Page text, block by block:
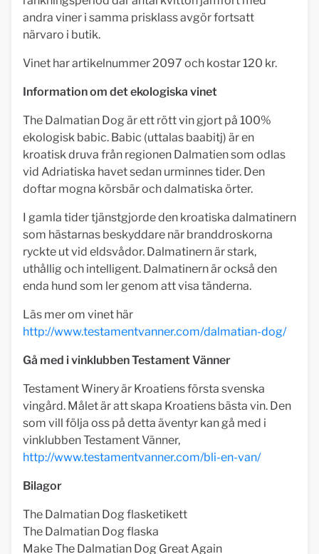
andra viner i samma prisklass avgör fortsatt
närvaro i butik.
Vinet har artikelnummer 2097 och kostar 120 kr.
Information om det ekologiska vinet
The Dalmatian Dog är ett rött vin gjort på 100%
ekologisk babic. Babic (uttalas baabitj) är en
kroatisk druva från regionen Dalmatien som odlas
vid Adriatiska havet sedan urminnes tider. Den
doftar mogna körsbär och dalmatiska örter.
I gamla tider tjänstgjorde den kroatiska dalmatinern
som hästarnas beskyddare när branddroskorna
ryckte ut vid eldsvådor. Dalmatinern är stark,
uthållig och intelligent. Dalmatinern är också den
enda hund som ler genom att visa tänderna.
Läs mer om vinet här
http://www.testamentvanner.com/dalmatian-dog/
Gå med i vinklubben Testament Vänner
Testament Winery är Kroatiens första svenska
vingård. Målet är att skapa Kroatiens bästa vin. Den
som vill följa oss på detta äventyr kan gå med i
vinklubben Testament Vänner,
http://www.testamentvanner.com/bli-en-van/
Bilagor
The Dalmatian Dog flasketikett
The Dalmatian Dog flaska
Make The Dalmatian Dog Great Again